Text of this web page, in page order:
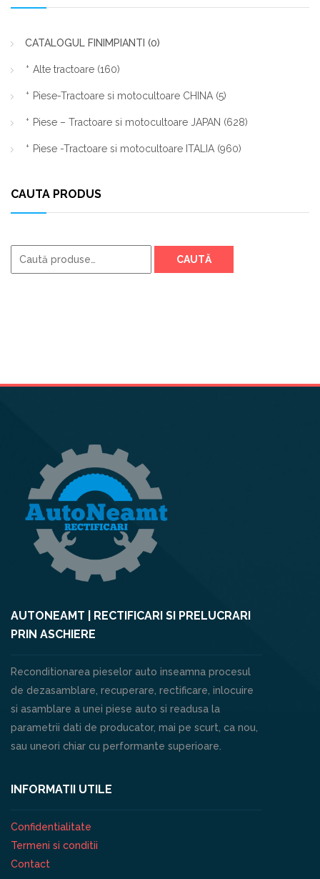
CATALOGUL FINIMPIANTI (0)
Alte tractoare (160)
Piese-Tractoare si motocultoare CHINA (5)
Piese – Tractoare si motocultoare JAPAN (628)
Piese -Tractoare si motocultoare ITALIA (960)
CAUTA PRODUS
Caută
după:
CAUTĂ
AUTONEAMT | RECTIFICARI SI PRELUCRARI
PRIN ASCHIERE
Reconditionarea pieselor auto inseamna procesul
de dezasamblare, recuperare, rectificare, inlocuire
si asamblare a unei piese auto si readusa la
parametrii dati de producator, mai pe scurt, ca nou,
sau uneori chiar cu performante superioare.
INFORMATII UTILE
Confidentialitate
Termeni si conditii
Contact